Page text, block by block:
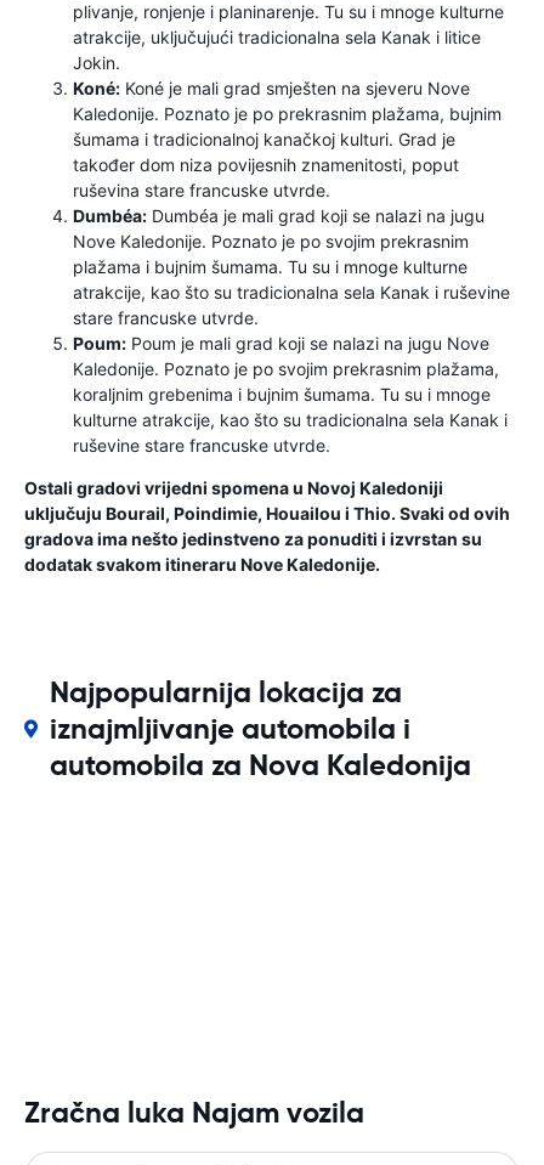
plivanje, ronjenje i planinarenje. Tu su i mnoge kulturne
atrakcije, uključujući tradicionalna sela Kanak i litice
Jokin.
Koné: Koné je mali grad smješten na sjeveru Nove
Kaledonije. Poznato je po prekrasnim plažama, bujnim
šumama i tradicionalnoj kanačkoj kulturi. Grad je
također dom niza povijesnih znamenitosti, poput
ruševina stare francuske utvrde.
Dumbéa: Dumbéa je mali grad koji se nalazi na jugu
Nove Kaledonije. Poznato je po svojim prekrasnim
plažama i bujnim šumama. Tu su i mnoge kulturne
atrakcije, kao što su tradicionalna sela Kanak i ruševine
stare francuske utvrde.
Poum: Poum je mali grad koji se nalazi na jugu Nove
Kaledonije. Poznato je po svojim prekrasnim plažama,
koraljnim grebenima i bujnim šumama. Tu su i mnoge
kulturne atrakcije, kao što su tradicionalna sela Kanak i
ruševine stare francuske utvrde.
Ostali gradovi vrijedni spomena u Novoj Kaledoniji
uključuju Bourail, Poindimie, Houailou i Thio. Svaki od ovih
gradova ima nešto jedinstveno za ponuditi i izvrstan su
dodatak svakom itineraru Nove Kaledonije.
Najpopularnija lokacija za
iznajmljivanje automobila i
automobila za Nova Kaledonija
Zračna luka Najam vozila